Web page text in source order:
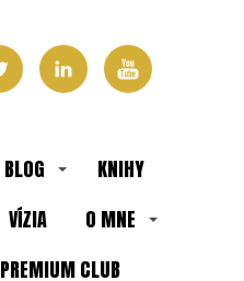
BLOG
KNIHY
VÍZIA
O MNE
PREMIUM CLUB